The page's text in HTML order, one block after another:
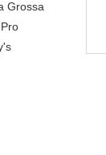
Grossa